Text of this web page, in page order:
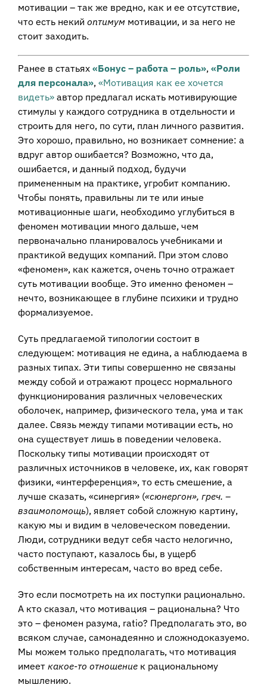
мотивации – так же вредно, как и ее отсутствие,
что есть некий оптимум мотивации, и за него не
стоит заходить.
Ранее в статьях «Бонус – работа – роль», «Роли
для персонала», «Мотивация как ее хочется
видеть» автор предлагал искать мотивирующие
стимулы у каждого сотрудника в отдельности и
строить для него, по сути, план личного развития.
Это хорошо, правильно, но возникает сомнение: а
вдруг автор ошибается? Возможно, что да,
ошибается, и данный подход, будучи
примененным на практике, угробит компанию.
Чтобы понять, правильны ли те или иные
мотивационные шаги, необходимо углубиться в
феномен мотивации много дальше, чем
первоначально планировалось учебниками и
практикой ведущих компаний. При этом слово
«феномен», как кажется, очень точно отражает
суть мотивации вообще. Это именно феномен –
нечто, возникающее в глубине психики и трудно
формализуемое.
Суть предлагаемой типологии состоит в
следующем: мотивация не едина, а наблюдаема в
разных типах. Эти типы совершенно не связаны
между собой и отражают процесс нормального
функционирования различных человеческих
оболочек, например, физического тела, ума и так
далее. Связь между типами мотивации есть, но
она существует лишь в поведении человека.
Поскольку типы мотивации происходят от
различных источников в человеке, их, как говорят
физики, «интерференция», то есть смешение, а
лучше сказать, «синергия» («сюнергон», греч. –
взаимопомощь), являет собой сложную картину,
какую мы и видим в человеческом поведении.
Люди, сотрудники ведут себя часто нелогично,
часто поступают, казалось бы, в ущерб
собственным интересам, часто во вред себе.
Это если посмотреть на их поступки рационально.
А кто сказал, что мотивация – рациональна? Что
это – феномен разума, ratio? Предполагать это, во
всяком случае, самонадеянно и сложнодоказуемо.
Мы можем только предполагать, что мотивация
имеет какое-то отношение к рациональному
мышлению.